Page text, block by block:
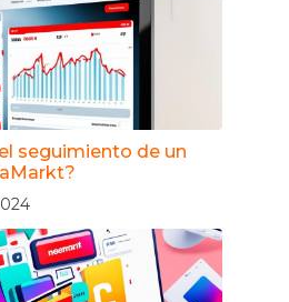
seguimiento de un